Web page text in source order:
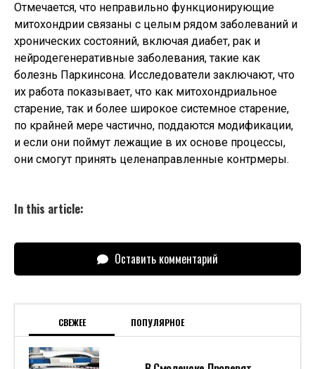
Отмечается, что неправильно функционирующие
митохондрии связаны с целым рядом заболеваний и
хронических состояний, включая диабет, рак и
нейродегенеративные заболевания, такие как
болезнь Паркинсона. Исследователи заключают, что
их работа показывает, что как митохондриальное
старение, так и более широкое системное старение,
по крайней мере частично, поддаются модификации,
и если они поймут лежащие в их основе процессы,
они смогут принять целенаправленные контрмеры.
In this article:
Оставить комментарий
СВЕЖЕЕ ПОПУЛЯРНОЕ